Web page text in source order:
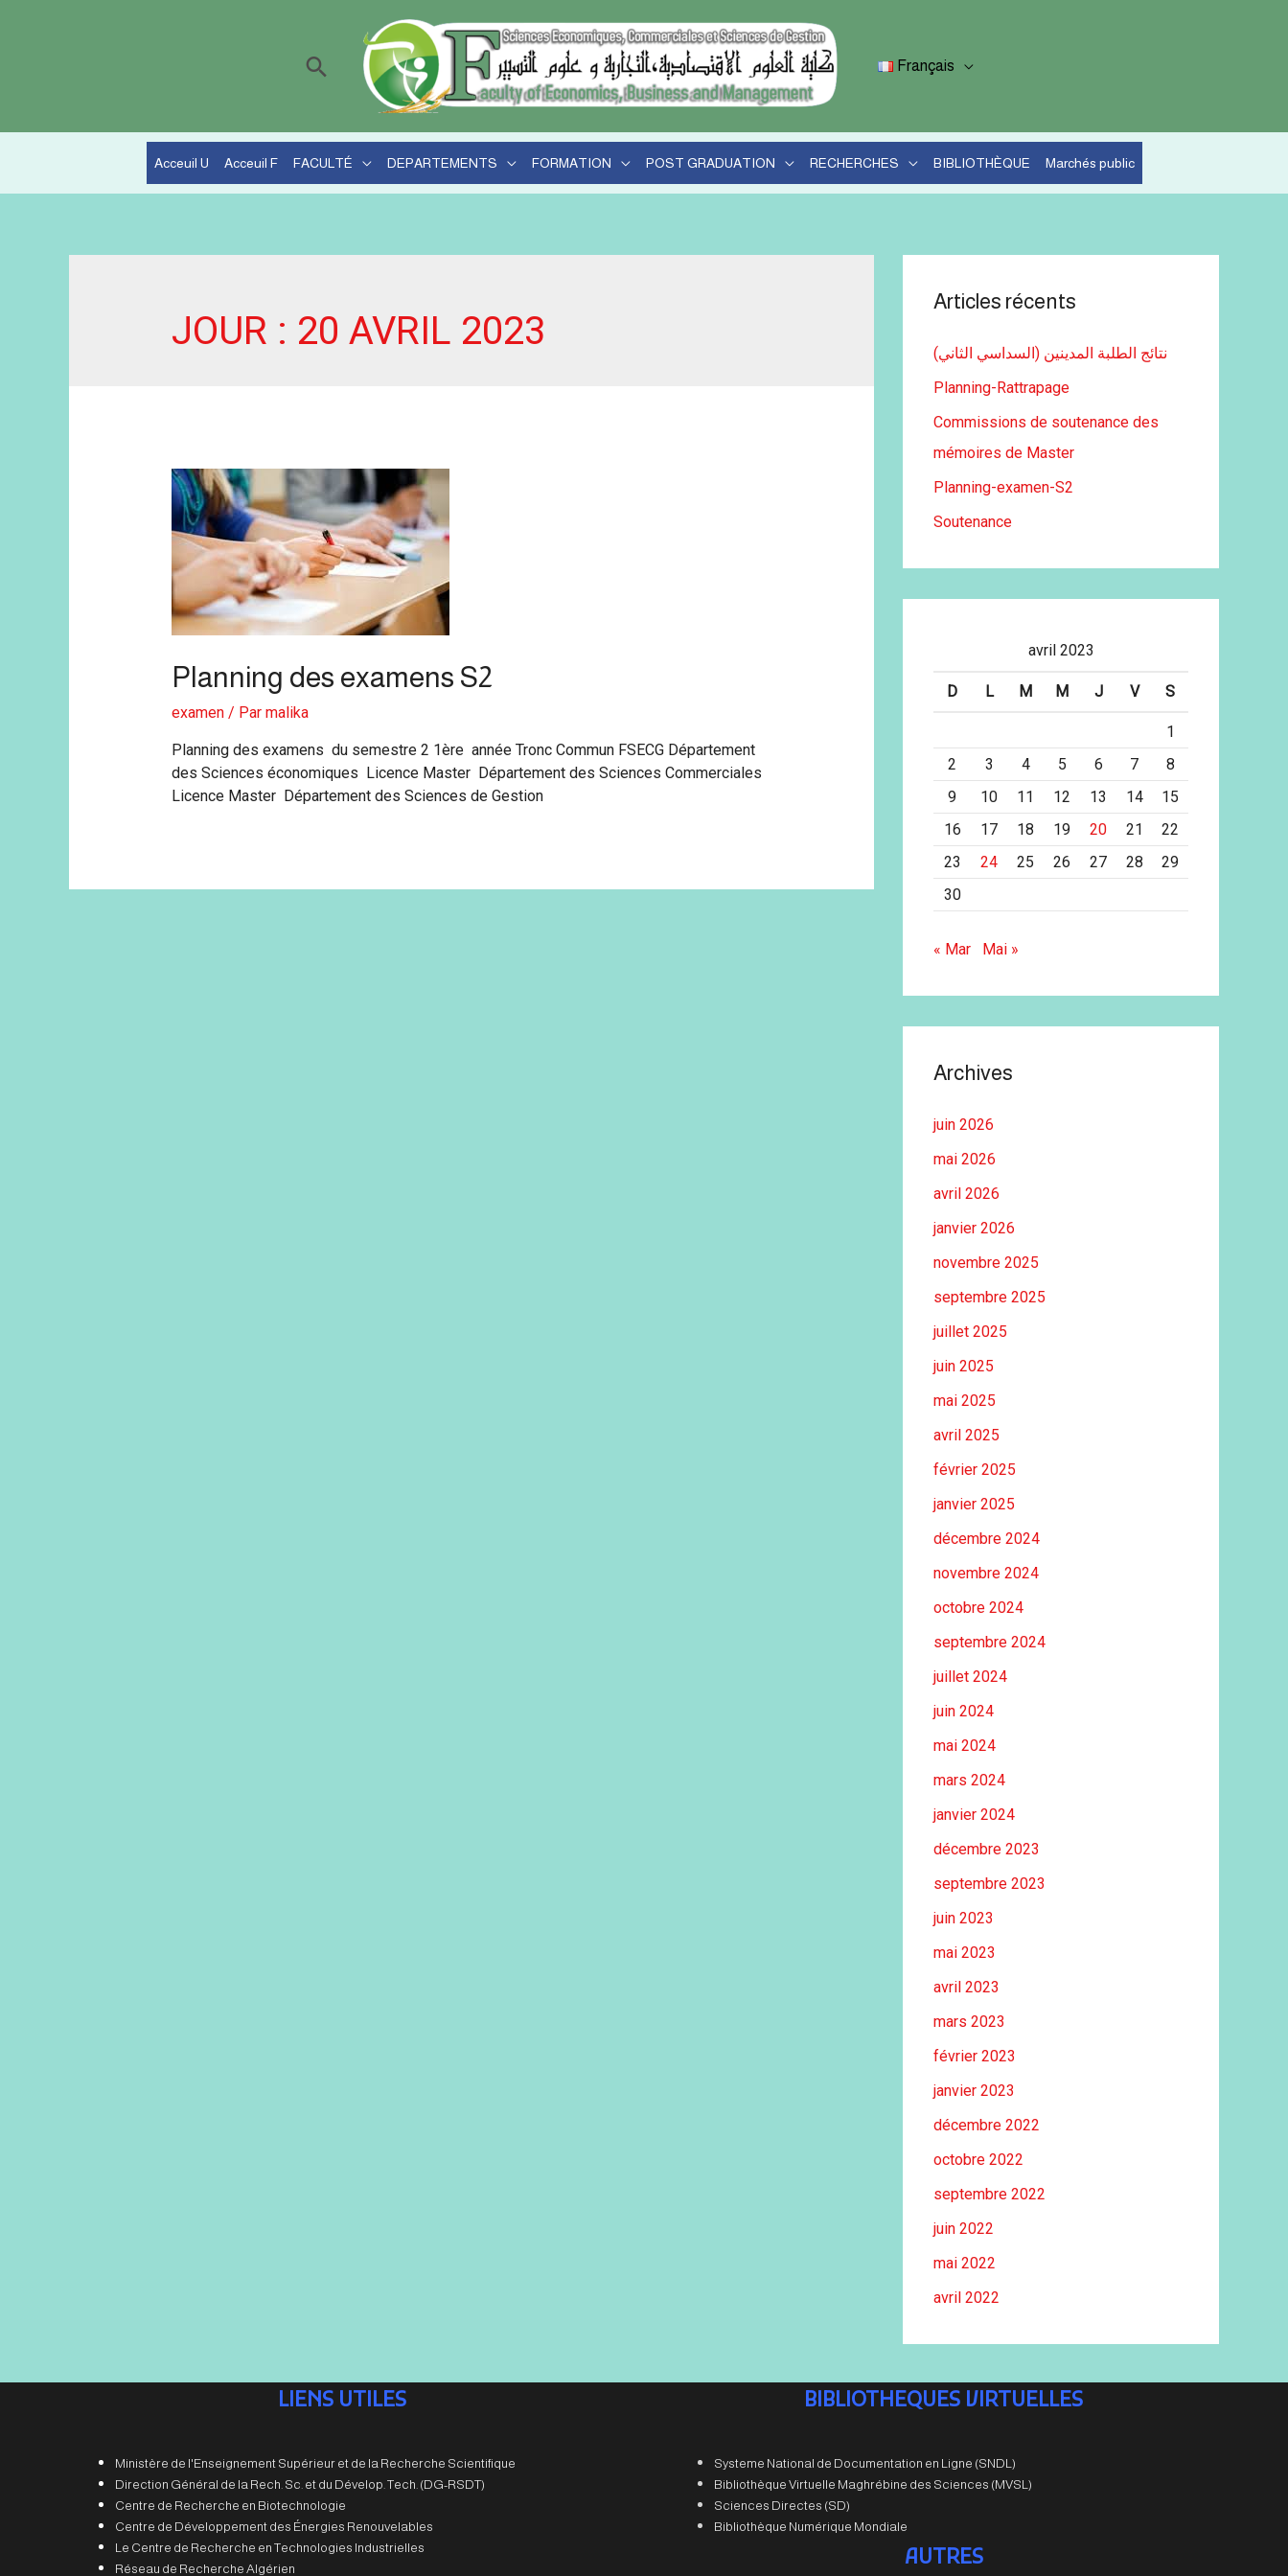
Rechercher Français
Acceuil U Acceuil F FACULTÉ DEPARTEMENTS FORMATION POST GRADUATION RECHERCHES BIBLIOTHÈQUE Marchés public
JOUR : 20 AVRIL 2023
Planning des examens S2
examen/ Par malika
Planning des examens du semestre 2 1ère année Tronc Commun FSECG Département
des Sciences économiques Licence Master Département des Sciences Commerciales
Licence Master Département des Sciences de Gestion
Articles récents
نتائج الطلبة المدينين (السداسي الثاني)
Planning-Rattrapage
Commissions de soutenance des
mémoires de Master
Planning-examen-S2
Soutenance
avril 2023
D L M M J V S
1
2
3 4 5 6 7
8
9
10 11 12 13 14
15
16
17 18 19 20 21
22
23
24 25 26 27 28
29
30
« Mar Mai »
Archives
juin 2026
mai 2026
avril 2026
janvier 2026
novembre 2025
septembre 2025
juillet 2025
juin 2025
mai 2025
avril 2025
février 2025
janvier 2025
décembre 2024
novembre 2024
octobre 2024
septembre 2024
juillet 2024
juin 2024
mai 2024
mars 2024
janvier 2024
décembre 2023
septembre 2023
juin 2023
mai 2023
avril 2023
mars 2023
février 2023
janvier 2023
décembre 2022
octobre 2022
septembre 2022
juin 2022
mai 2022
avril 2022
LIENS UTILES
Ministère de l'Enseignement Supérieur et de la Recherche Scientifique
Direction Général de la Rech. Sc. et du Dévelop. Tech. (DG-RSDT)
Centre de Recherche en Biotechnologie
Centre de Développement des Énergies Renouvelables
Le Centre de Recherche en Technologies Industrielles
Réseau de Recherche Algérien
BIBLIOTHEQUES VIRTUELLES
Systeme National de Documentation en Ligne (SNDL)
Bibliothèque Virtuelle Maghrébine des Sciences (MVSL)
Sciences Directes (SD)
Bibliothèque Numérique Mondiale
AUTRES